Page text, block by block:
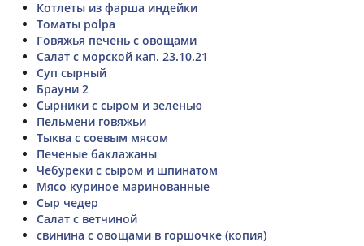
Котлеты из фарша индейки
Томаты polpa
Говяжья печень с овощами
Салат с морской кап. 23.10.21
Суп сырный
Брауни 2
Сырники с сыром и зеленью
Пельмени говяжьи
Тыква с соевым мясом
Печеные баклажаны
Чебуреки с сыром и шпинатом
Мясо куриное маринованные
Сыр чедер
Салат с ветчиной
свинина с овощами в горшочке (копия)